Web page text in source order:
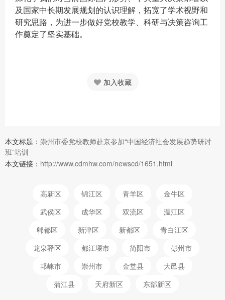
及国家中长期发展规划的认识理解，拓宽了学术视野和
研究思路，为进一步做好党校教学、科研与决策咨询工
作奠定了坚实基础。
加入收藏
本文标题： 崇州市委党校教师赴京参加“中国经济社会发展趋势研讨
班”培训
本文链接： http://www.cdmhw.com/newscd/1651.html
高新区 锦江区 青羊区
金牛区
武侯区
成华区 双流区
温江区
郫都区
新津区 新都区
青白江区
龙泉驿区
都江堰市 简阳市
彭州市
邛崃市
崇州市 金堂县
大邑县
蒲江县
天府新区 东部新区